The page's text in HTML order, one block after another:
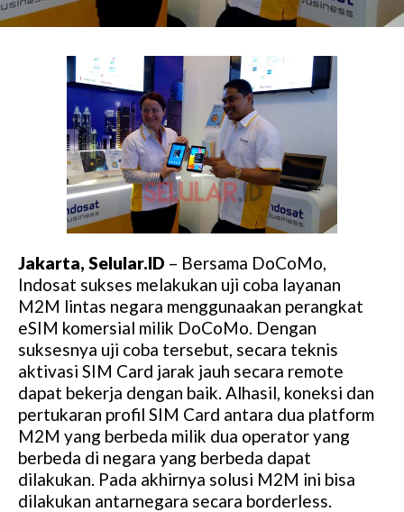
Jakarta, Selular.ID – Bersama DoCoMo,
Indosat sukses melakukan uji coba layanan
M2M lintas negara menggunaakan perangkat
eSIM komersial milik DoCoMo. Dengan
suksesnya uji coba tersebut, secara teknis
aktivasi SIM Card jarak jauh secara remote
dapat bekerja dengan baik. Alhasil, koneksi dan
pertukaran profil SIM Card antara dua platform
M2M yang berbeda milik dua operator yang
berbeda di negara yang berbeda dapat
dilakukan. Pada akhirnya solusi M2M ini bisa
dilakukan antarnegara secara borderless.